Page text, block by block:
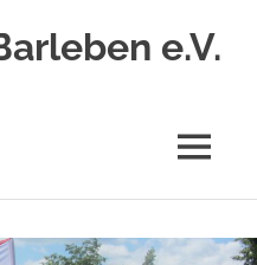
e.V.
MENÜ